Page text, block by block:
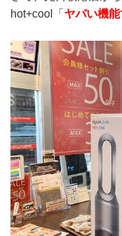
hot+cool「ヤバい機